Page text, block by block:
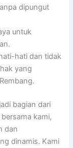
dipungut
untuk
hati dan tidak
yang
bagian dari
kami,
dan
dinamis. Kami